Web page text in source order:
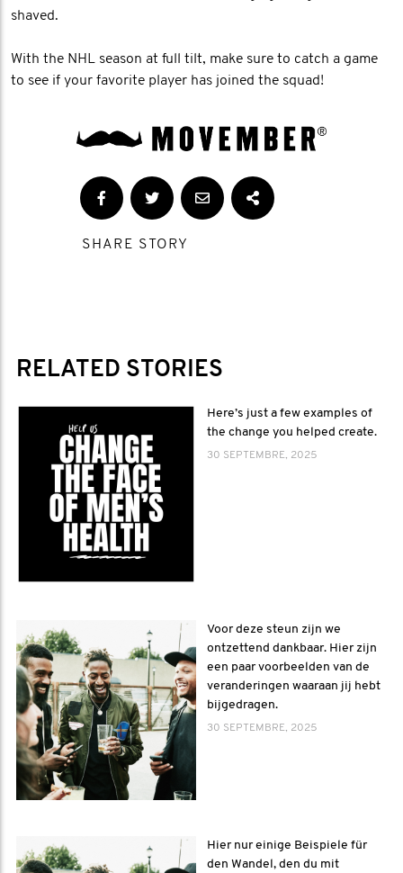
shaved.
With the NHL season at full tilt, make sure to catch a game
to see if your favorite player has joined the squad!
SHARE STORY
RELATED STORIES
Here’s just a few examples of
the change you helped create.
30 SEPTEMBRE, 2025
Voor deze steun zijn we
ontzettend dankbaar. Hier zijn
een paar voorbeelden van de
veranderingen waaraan jij hebt
bijgedragen.
30 SEPTEMBRE, 2025
Hier nur einige Beispiele für
den Wandel, den du mit